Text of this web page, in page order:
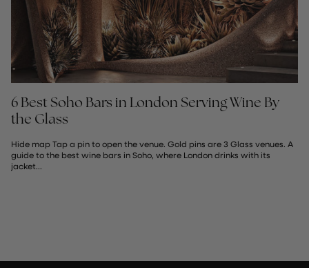
6 Best Soho Bars in London Serving Wine By
the Glass
Hide map Tap a pin to open the venue. Gold pins are 3 Glass venues. A
guide to the best wine bars in Soho, where London drinks with its
jacket...